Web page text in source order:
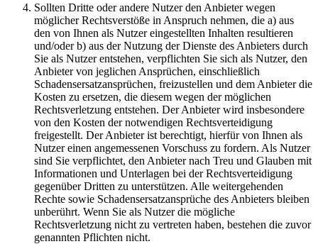
Sollten Dritte oder andere Nutzer den Anbieter wegen
möglicher Rechtsverstöße in Anspruch nehmen, die a) aus
den von Ihnen als Nutzer eingestellten Inhalten resultieren
und/oder b) aus der Nutzung der Dienste des Anbieters durch
Sie als Nutzer entstehen, verpflichten Sie sich als Nutzer, den
Anbieter von jeglichen Ansprüchen, einschließlich
Schadensersatzansprüchen, freizustellen und dem Anbieter die
Kosten zu ersetzen, die diesem wegen der möglichen
Rechtsverletzung entstehen. Der Anbieter wird insbesondere
von den Kosten der notwendigen Rechtsverteidigung
freigestellt. Der Anbieter ist berechtigt, hierfür von Ihnen als
Nutzer einen angemessenen Vorschuss zu fordern. Als Nutzer
sind Sie verpflichtet, den Anbieter nach Treu und Glauben mit
Informationen und Unterlagen bei der Rechtsverteidigung
gegenüber Dritten zu unterstützen. Alle weitergehenden
Rechte sowie Schadensersatzansprüche des Anbieters bleiben
unberührt. Wenn Sie als Nutzer die mögliche
Rechtsverletzung nicht zu vertreten haben, bestehen die zuvor
genannten Pflichten nicht.